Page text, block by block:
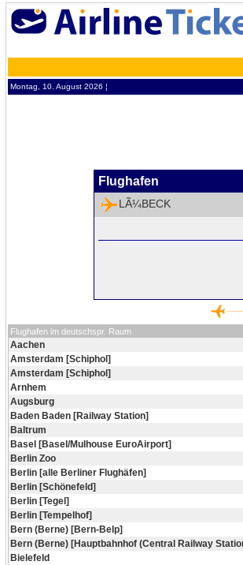
Montag, 10. August 2026 ¦
Flughafen
LÃ¼BECK
Flughafen im deutschspr. Raum
Aachen
Amsterdam [Schiphol]
Amsterdam [Schiphol]
Arnhem
Augsburg
Baden Baden [Railway Station]
Baltrum
Basel [Basel/Mulhouse EuroAirport]
Berlin Zoo
Berlin [alle Berliner Flughäfen]
Berlin [Schönefeld]
Berlin [Tegel]
Berlin [Tempelhof]
Bern (Berne) [Bern-Belp]
Bern (Berne) [Hauptbahnhof (Central Railway
Bielefeld